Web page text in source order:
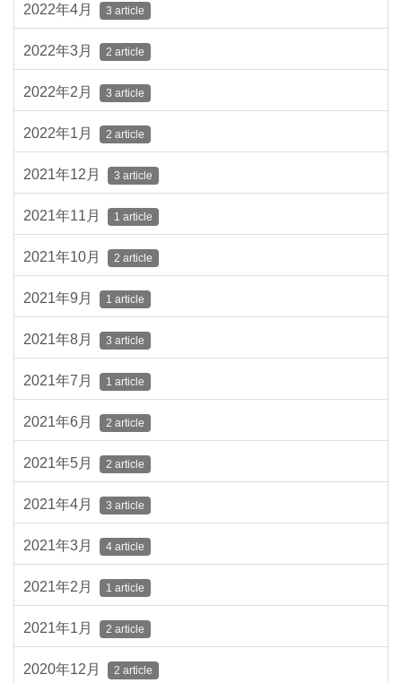
2022年4月 3 article
2022年3月 2 article
2022年2月 3 article
2022年1月 2 article
2021年12月 3 article
2021年11月 1 article
2021年10月 2 article
2021年9月 1 article
2021年8月 3 article
2021年7月 1 article
2021年6月 2 article
2021年5月 2 article
2021年4月 3 article
2021年3月 4 article
2021年2月 1 article
2021年1月 2 article
2020年12月 2 article